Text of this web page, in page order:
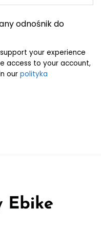
odnośnik do
your experience
access to your account,
our polityka